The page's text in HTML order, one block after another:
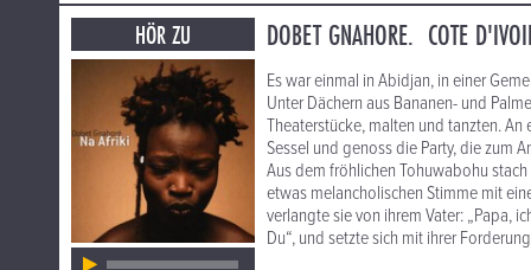
HÖR ZU DOBET GNAHORE. COTE
Es war einmal in Abidjan, in einer
Unter Dächern aus Bananen- und
Theaterstücke, malten und tanzten.
Sessel und genoss die Party, die zum
Aus dem fröhlichen Tohuwabohu
etwas melancholischen Stimme mit
verlangte sie von ihrem Vater: „Papa,
Du“, und setzte sich mit ihrer